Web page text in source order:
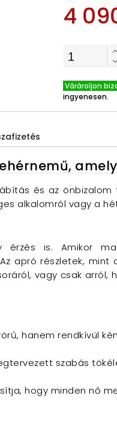
4
Várároljon
ingyenesen.
és az önbizalom
alkalomról vagy a
is. Amikor
apró részletek,
vagy csak
hanem rendkívül
szabás
hogy minden nő